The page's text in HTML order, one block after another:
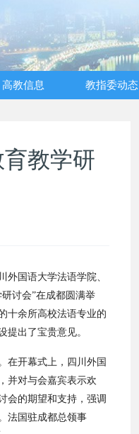
高教信息 教指委动态
教学研
外国语大学法语学院、
讨会”在成都圆满举
十余所高校法语专业的
出了宝贵意见。
在开幕式上，四川外国
并对与会嘉宾表示欢
会的期望和支持，强调
法国驻成都总领事